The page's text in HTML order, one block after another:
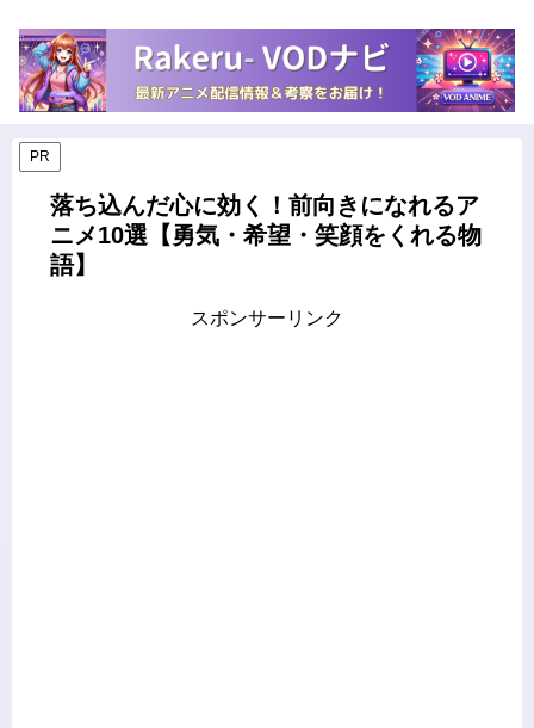
PR
落ち込んだ心に効く！前向きになれるア
ニメ10選【勇気・希望・笑顔をくれる物
語】
スポンサーリンク